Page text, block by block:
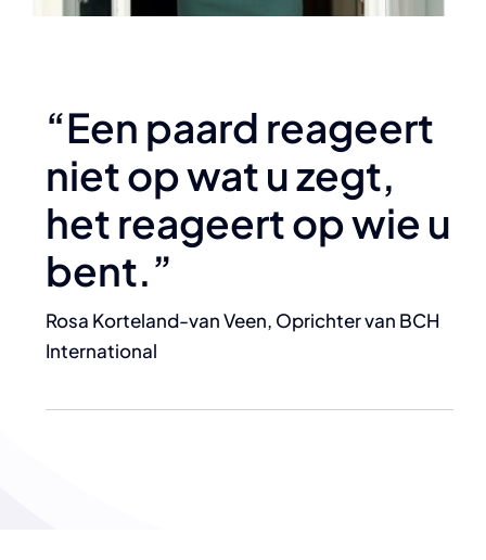
“Een paard reageert
niet op wat u zegt,
het reageert op wie u
bent.”
Rosa Korteland-van Veen, Oprichter van BCH
International